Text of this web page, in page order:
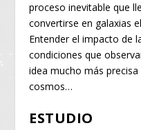
proceso inevitable que
convertirse en galaxias
Entender el impacto de
condiciones que
idea mucho más
cosmos…
ESTUDIO